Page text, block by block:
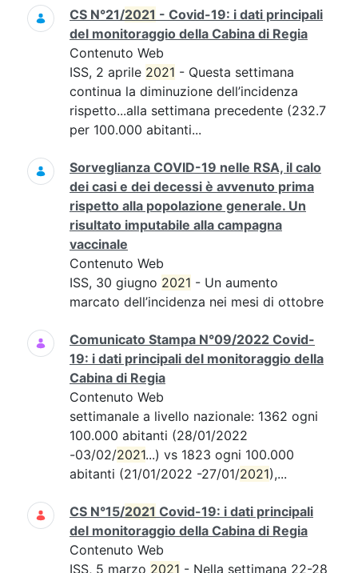
CS N°21/2021 - Covid-19: i dati principali
del monitoraggio della Cabina di Regia
Contenuto Web
ISS, 2 aprile 2021 - Questa settimana
continua la diminuzione dell’incidenza
rispetto...alla settimana precedente (232.7
per 100.000 abitanti...
Sorveglianza COVID-19 nelle RSA, il calo
dei casi e dei decessi è avvenuto prima
rispetto alla popolazione generale. Un
risultato imputabile alla campagna
vaccinale
Contenuto Web
ISS, 30 giugno 2021 - Un aumento
marcato dell’incidenza nei mesi di ottobre
Comunicato Stampa N°09/2022 Covid-
19: i dati principali del monitoraggio della
Cabina di Regia
Contenuto Web
settimanale a livello nazionale: 1362 ogni
100.000 abitanti (28/01/2022
-03/02/2021...) vs 1823 ogni 100.000
abitanti (21/01/2022 -27/01/2021),...
CS N°15/2021 Covid-19: i dati principali
del monitoraggio della Cabina di Regia
Contenuto Web
ISS, 5 marzo 2021 - Nella settimana 22-28